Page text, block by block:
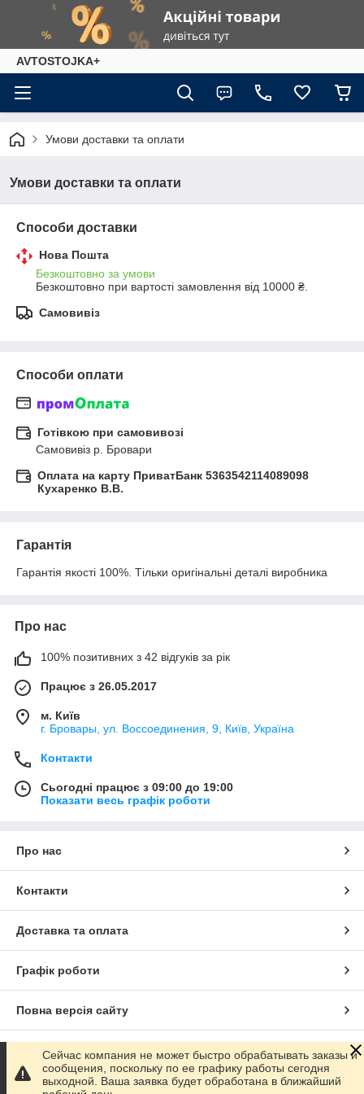
AVTOSTOJKA+
Умови доставки та оплати
Умови доставки та оплати
Способи доставки
Нова Пошта
Безкоштовно за умови
Безкоштовно при вартості замовлення від 10000 ₴.
Самовивіз
Способи оплати
Готівкою при самовивозі
Самовивіз р. Бровари
Оплата на карту ПриватБанк 5363542114089098
Кухаренко В.В.
Гарантія
Гарантія якості 100%. Тільки оригінальні деталі виробника
Про нас
100% позитивних з 42 відгуків за рік
Працює з 26.05.2017
м. Київ
г. Бровары, ул. Воссоединения, 9, Київ, Україна
Контакти
Сьогодні працює з 09:00 до 19:00
Показати весь графік роботи
Про нас
Контакти
Доставка та оплата
Графік роботи
Повна версія сайту
Сайт створено на маркетплейсі Prom.ua
Політика конфіденційності
Сейчас компания не может быстро обрабатывать заказы и
сообщения, поскольку по ее графику работы сегодня
выходной. Ваша заявка будет обработана в ближайший